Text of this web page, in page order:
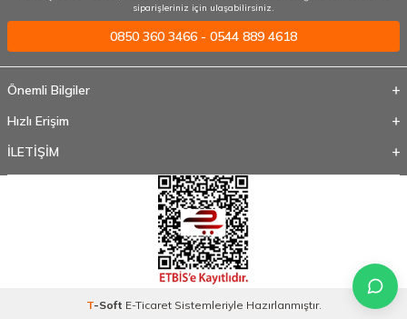
siparişleriniz için ulaşabilirsiniz.
0850 360 3466 - 0544 889 4618
Önemli Bilgiler
Hızlı Erişim
İLETİŞİM
T-Soft E-TicaretSistemleriyle Hazırlanmıştır.